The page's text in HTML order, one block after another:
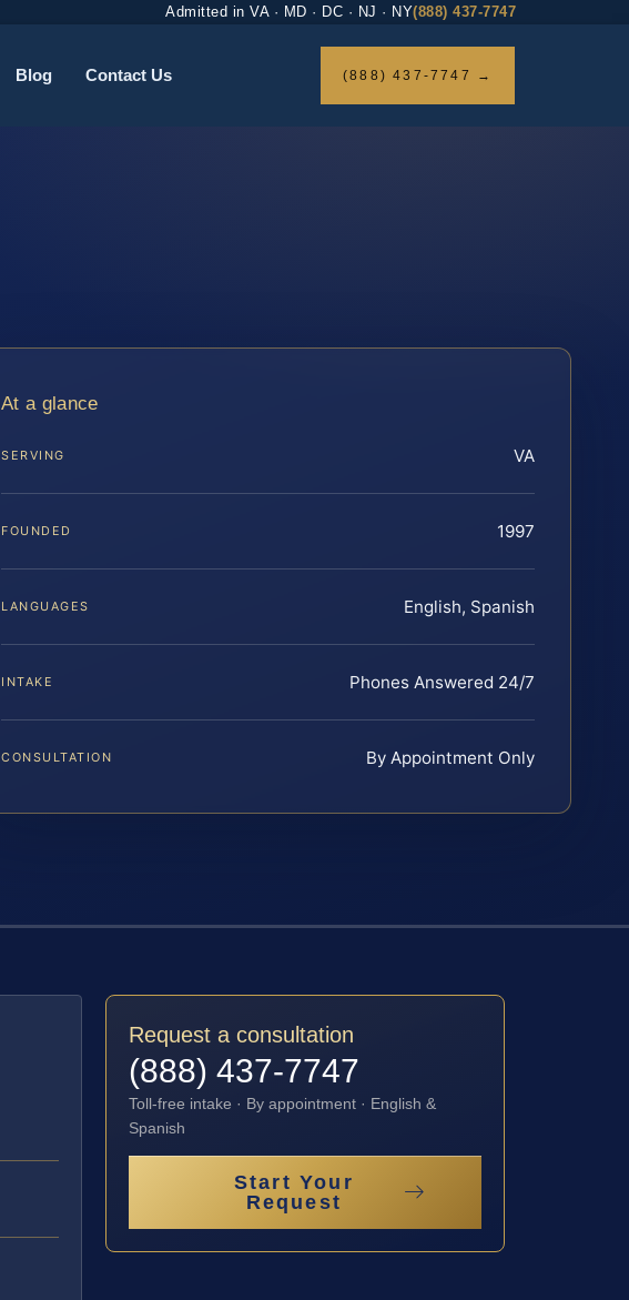
Admitted in VA · MD · DC · NJ · NY(888) 437-7747
Blog Contact Us (888) 437-7747 →
At a glance
SERVING VA
FOUNDED 1997
LANGUAGES English, Spanish
INTAKE Phones Answered 24/7
CONSULTATION By Appointment Only
Request a consultation
(888) 437-7747
Toll-free intake · By appointment · English &
Spanish
Start Your
Request